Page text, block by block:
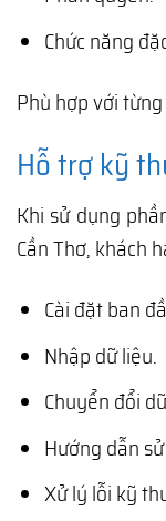
Chức năng
Phù hợp với
Hỗ trợ kỹ
Khi sử dụng
Cần Thơ, khách
Cài đặt ban
Nhập dữ liệu.
Chuyển đổi
Hướng dẫn
Xử lý lỗi kỹ